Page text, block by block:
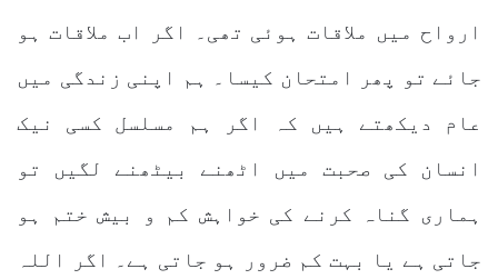
ارواح میں ملاقات ہوئی تھی۔ اگر اب ملاقات ہو
جائے تو پھر امتحان کیسا۔ ہم اپنی زندگی میں
عام دیکھتے ہیں کہ اگر ہم مسلسل کسی نیک
انسان کی صحبت میں اٹھنے بیٹھنے لگیں تو
ہماری گناہ کرنے کی خواہش کم و بیش ختم ہو
جاتی ہے یا بہت کم ضرور ہو جاتی ہے۔ اگر اللہ